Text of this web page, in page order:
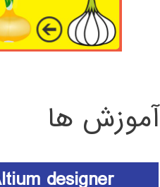
آموزش ها
designer